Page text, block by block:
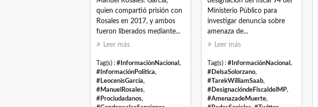
quien compartió prisión con
Rosales en 2017, y ambos
fueron liberados mediante...
Leer más
Tag(s) : #InformaciónNacional ,
#InformaciónPolítica,
#LeocenisGarcía,
#ManuelRosales,
#Prociudadanos,
Ministerio Público para
investigar denuncia sobre
amenaza de...
Leer más
Tag(s) : #InformaciónNacional ,
#DelsaSolorzano,
#TarekWilliamSaab,
#DesignacióndeFiscaldelMP,
#AmenazadeMuerte,